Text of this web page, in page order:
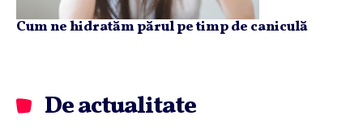
Cum ne hidratăm părul pe timp de caniculă
De actualitate